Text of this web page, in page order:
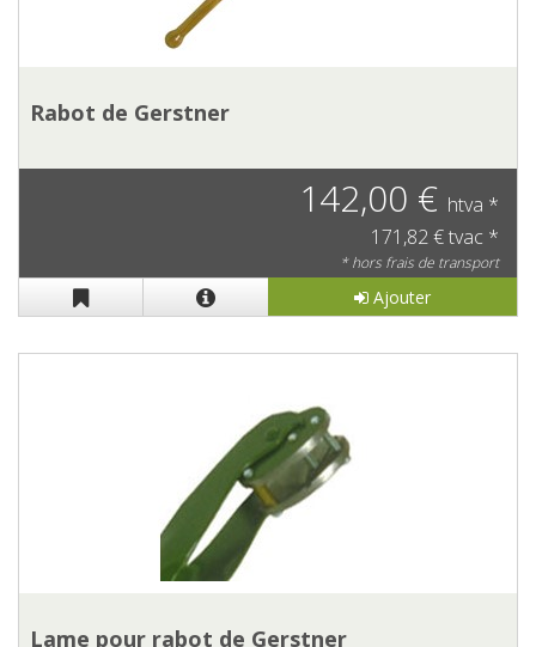
Rabot de Gerstner
142,00 € htva *
171,82 € tvac *
* hors frais de transport
Ajouter
Lame pour rabot de Gerstner